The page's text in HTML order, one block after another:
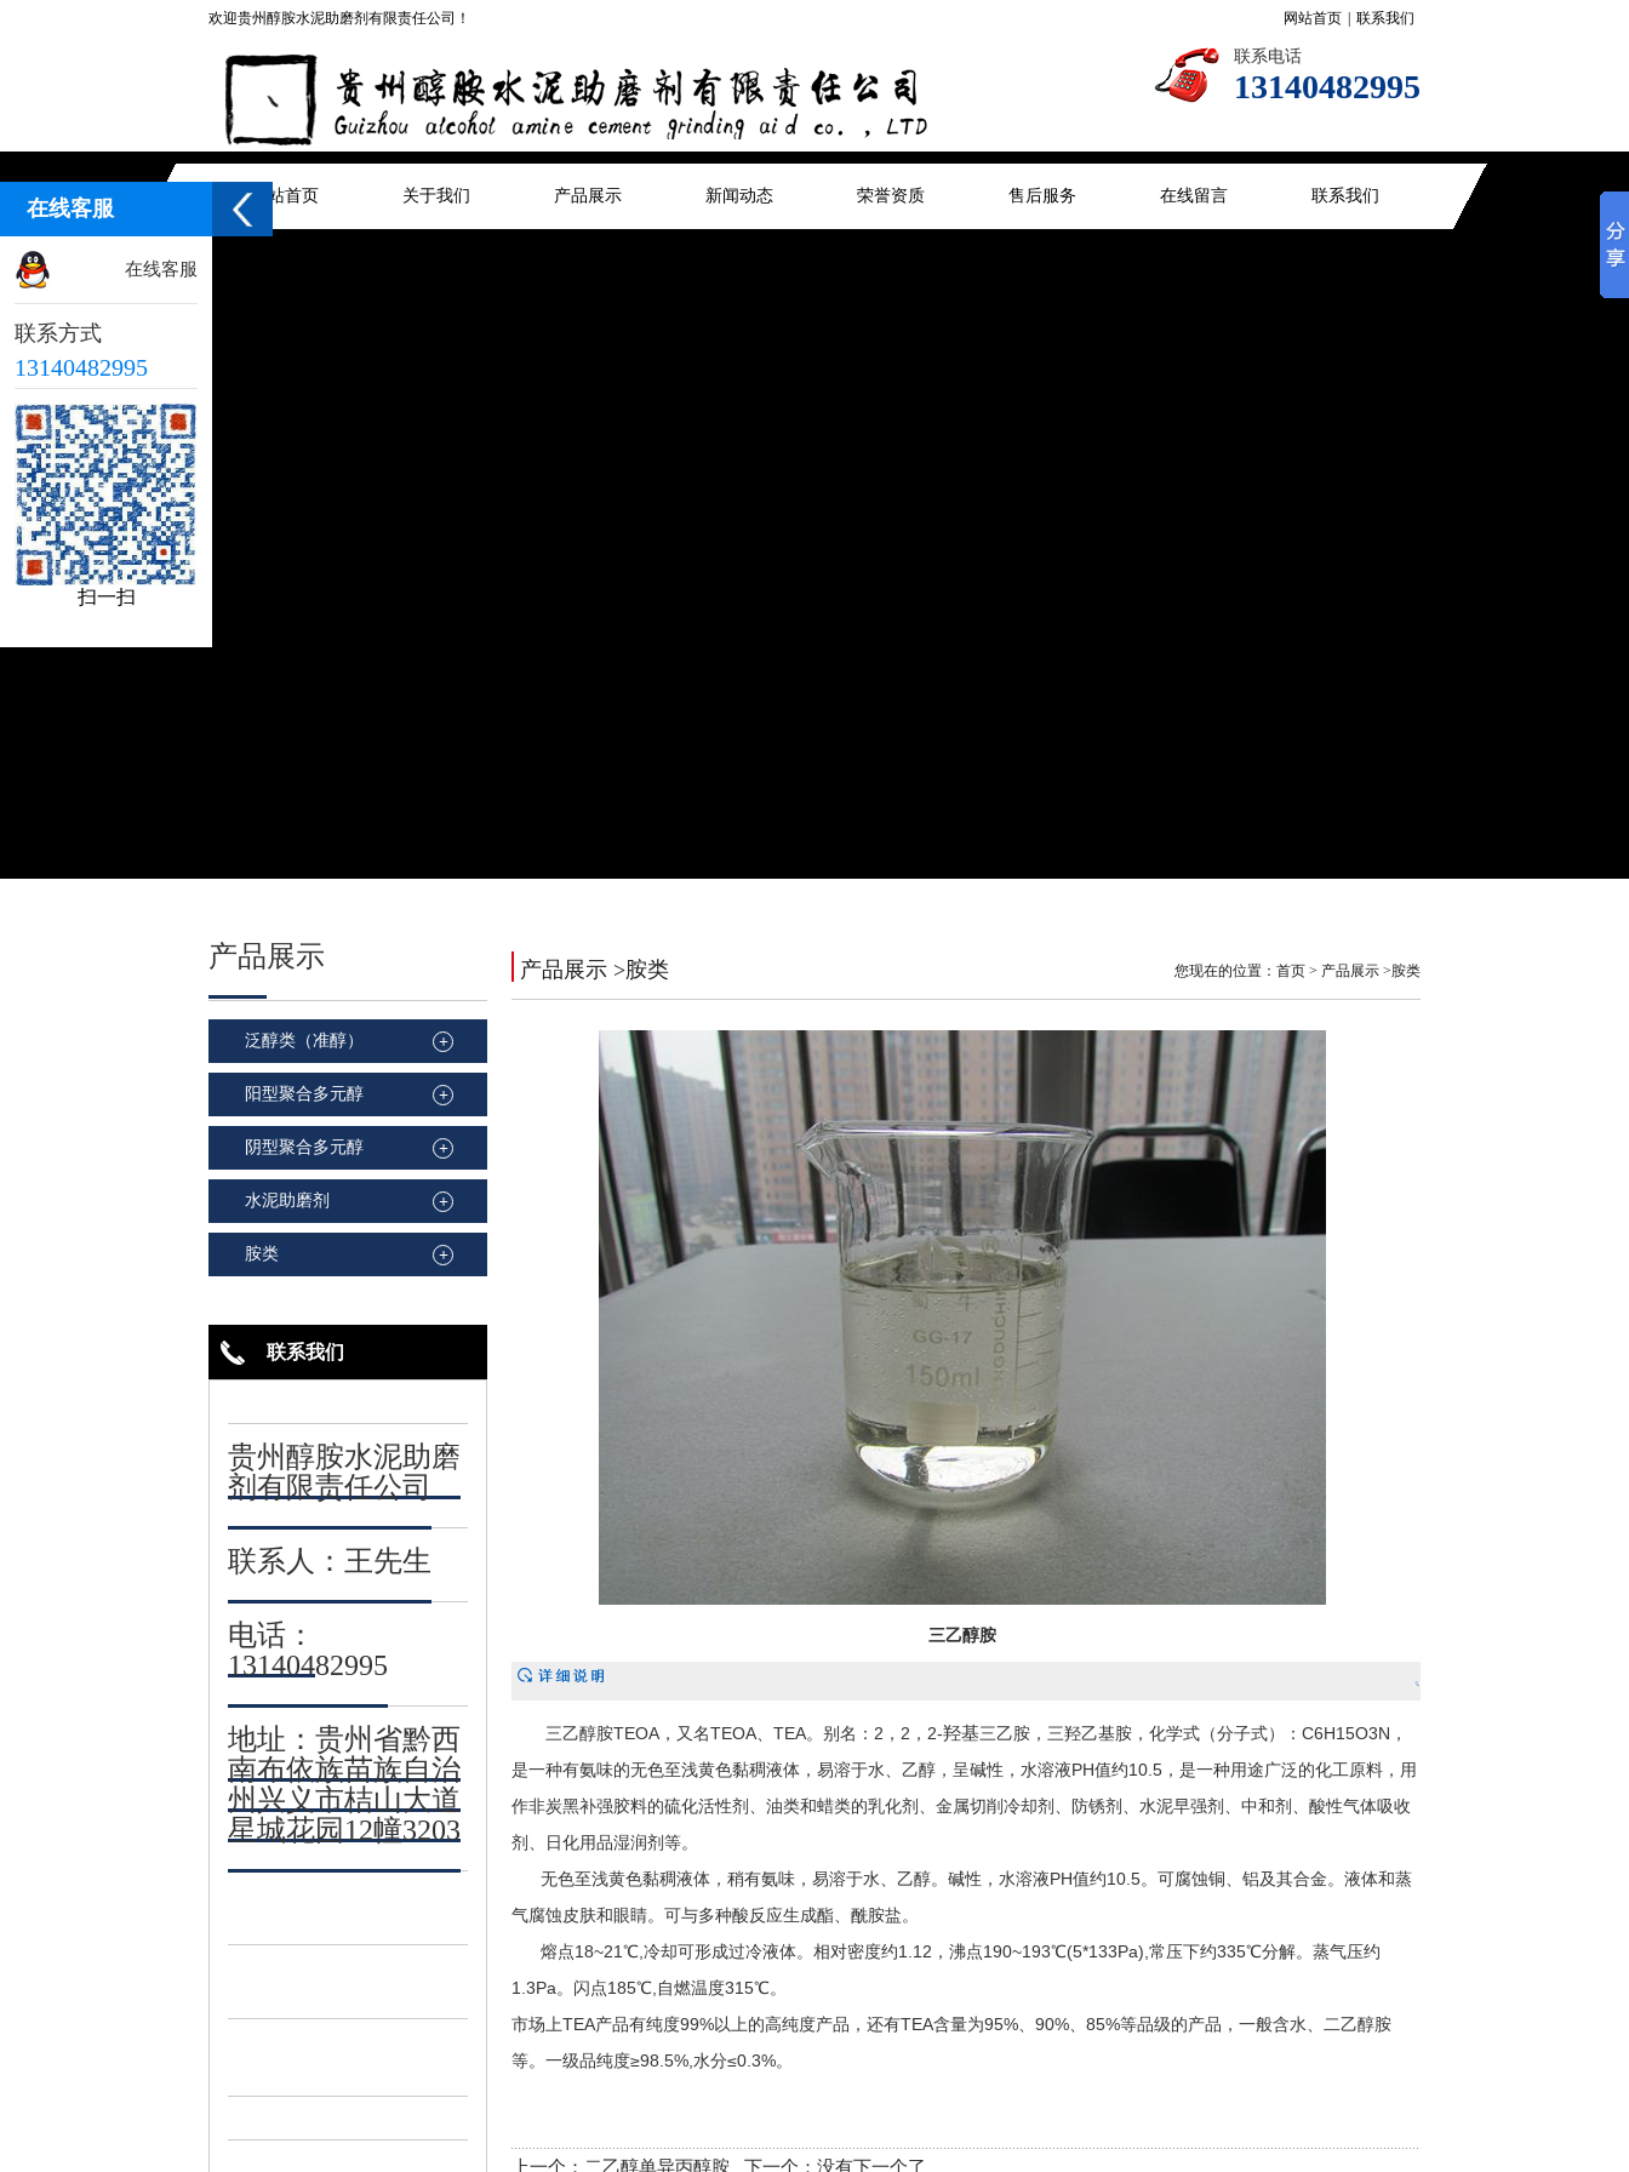
欢迎贵州醇胺水泥助磨剂有限责任公司！ 网站首页 联系我们
联系电话
13140482995
网站首页 关于我们 产品展示 新闻动态 荣誉资质 售后服务 在线留言 联系我们
产品展示
泛醇类（准醇） +
阳型聚合多元醇 +
阴型聚合多元醇 +
水泥助磨剂 +
胺类 +
联系我们
贵州醇胺水泥助磨
剂有限责任公司
联系人：王先生
电话：
13140482995
地址：贵州省黔西
南布依族苗族自治
州兴义市桔山大道
星城花园12幢3203
产品展示 >胺类 您现在的位置： 首页 > 产品展示 >胺类
三乙醇胺
三乙醇胺TEOA，又名TEOA、TEA。别名：2，2，2-羟基三乙胺，三羟乙基胺，化学式（分子式）：C6H15O3N，
是一种有氨味的无色至浅黄色黏稠液体，易溶于水、乙醇，呈碱性，水溶液PH值约10.5，是一种用途广泛的化工原料，用
作非炭黑补强胶料的硫化活性剂、油类和蜡类的乳化剂、金属切削冷却剂、防锈剂、水泥早强剂、中和剂、酸性气体吸收
剂、日化用品湿润剂等。
无色至浅黄色黏稠液体，稍有氨味，易溶于水、 乙醇。碱性，水溶液PH值约10.5。可腐蚀铜、铝及其合金。液体和蒸
气腐蚀皮肤和眼睛。可与多种酸反应生成酯、酰胺盐。
熔点18~21℃,冷却可形成过冷液体。相对密度约1.12，沸点190~193℃(5*133Pa),常压下约335℃分解。蒸气压约
1.3Pa。闪点185℃,自燃温度315℃。
市场上TEA产品有纯度99%以上的高纯度产品，还有TEA含量为95%、90%、85%等品级的产品，一般含水、二乙醇胺
等。一级品纯度≥98.5%,水分≤0.3%。
上一个： 二乙醇单异丙醇胺 下一个：没有下一个了
在线客服
在线客服
联系方式
13140482995
扫一扫